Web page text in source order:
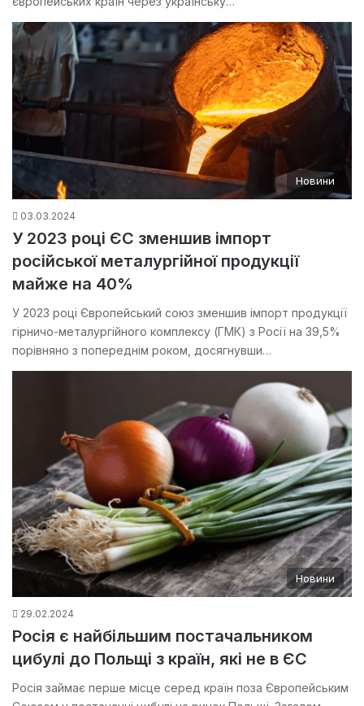
Новини
03.03.2024
У 2023 році ЄС зменшив імпорт
російської металургійної продукції
майже на 40%
У 2023 році Європейський союз зменшив імпорт продукції
гірничо-металургійного комплексу (ГМК) з Росії на 39,5%
порівняно з попереднім роком, досягнувши…
Новини
29.02.2024
Росія є найбільшим постачальником
цибулі до Польщі з країн, які не в ЄС
Росія займає перше місце серед країн поза Європейським